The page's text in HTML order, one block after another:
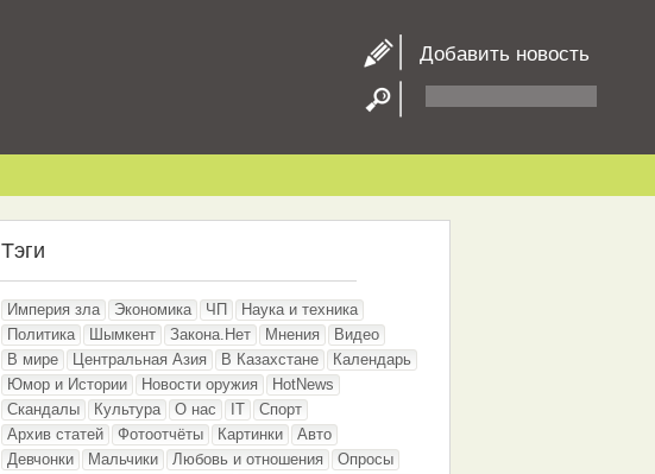
Добавить новость
Тэги
Империя зла Экономика ЧП
Наука и техника
Политика
Шымкент Закона.Нет Мнения
Видео
В мире
Центральная Азия В Казахстане
Календарь
Юмор и Истории
Новости оружия
HotNews
Скандалы
Культура О нас IT
Спорт
Архив статей
Фотоотчёты Картинки
Авто
Девчонки
Мальчики Любовь и отношения
Опросы